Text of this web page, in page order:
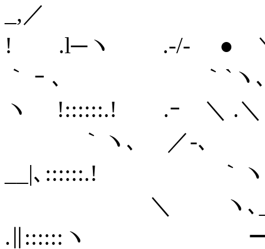
! .l─ヽ .-/- ●
｀ ｰ
ヽ !::::::.! .ｰ ＼ .＼
｀ヽ､ ／-､
__|､::::::.! ｀ヽ,
＼ ヽ､
.∥::::::ヽ